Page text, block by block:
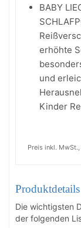
BABY
erhöhte
und
Kinder
Preis inkl.
Produktdetails
Die wichtigsten
der folgenden